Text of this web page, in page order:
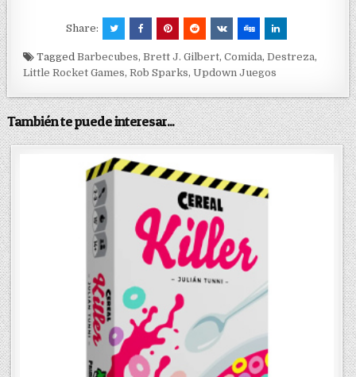
Share:
TaggedBarbecubes,Brett J. Gilbert,Comida,Destreza,
Little Rocket Games,Rob Sparks,Updown Juegos
También te puede interesar...